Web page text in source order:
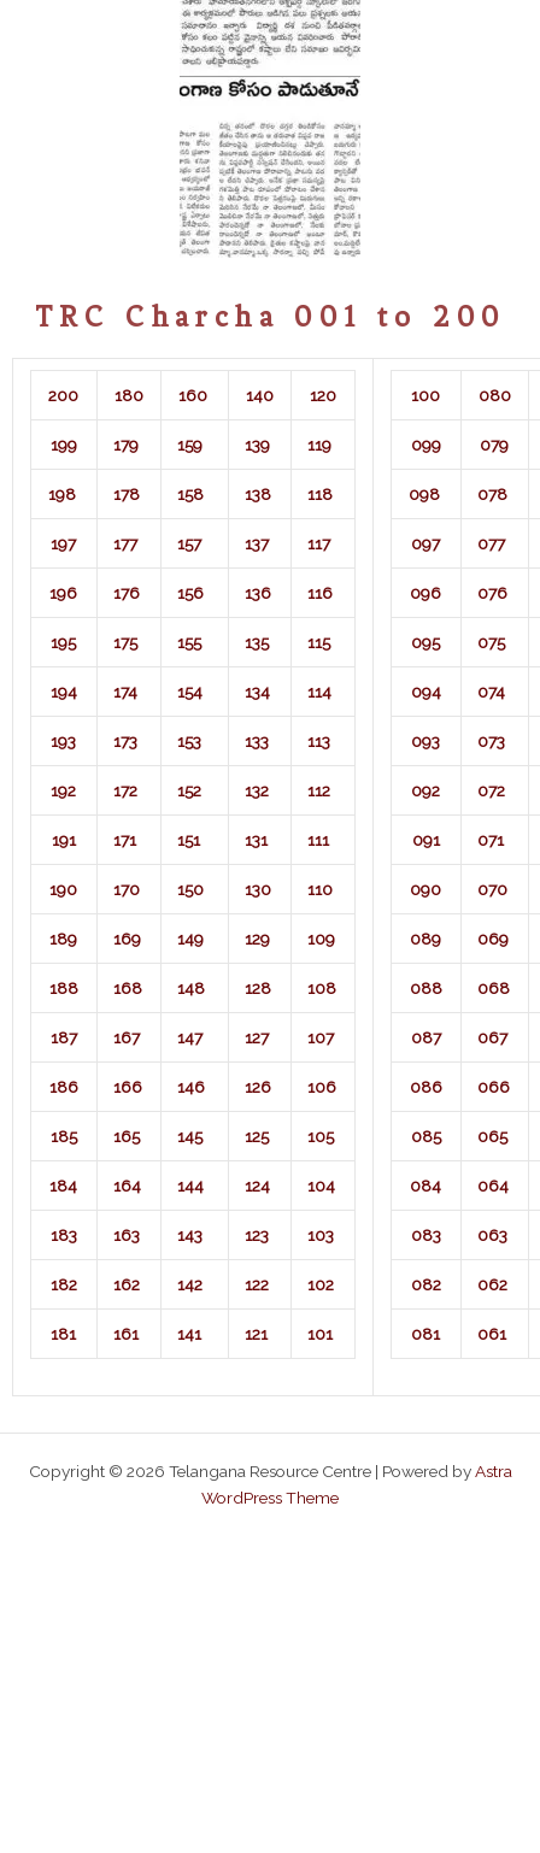
TRC Charcha 001 to 200
200 180 160 140 120
199 179 159 139 119
198 178 158 138 118
197 177 157 137 117
196 176 156 136 116
195 175 155 135 115
194 174 154 134 114
193 173 153 133 113
192 172 152 132 112
191 171 151 131 111
190 170 150 130 110
189 169 149 129 109
188 168 148 128 108
187 167 147 127 107
186 166 146 126 106
185 165 145 125 105
184 164 144 124 104
183 163 143 123 103
182 162 142 122 102
181 161 141 121 101
100 080
099 079
098 078
097 077
096 076
095 075
094 074
093 073
092 072
091 071​
090 070
089 069
088 068
087 067
086 066
085 065
084 064
083 063
082 062
081 061
Copyright © 2026 Telangana Resource Centre | Powered byAstra
WordPress Theme